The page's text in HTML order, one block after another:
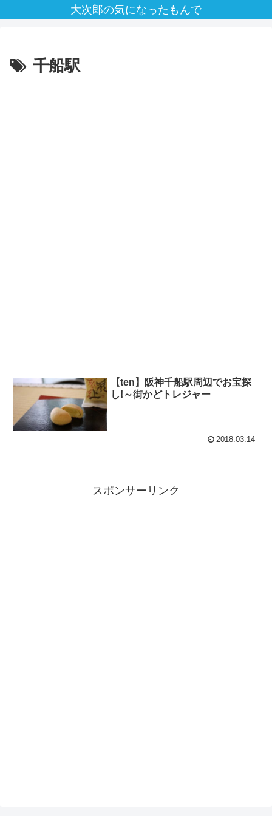
大次郎の気になったもんで
千船駅
【ten】阪神千船駅周辺でお宝探
し!～街かどトレジャー
2018.03.14
スポンサーリンク